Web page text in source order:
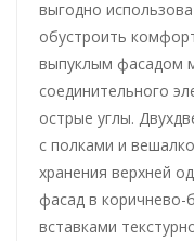
выгодно
обустроить
выпуклым фасадом
соединительного
острые углы.
с полками и
хранения верхней
фасад в
вставками